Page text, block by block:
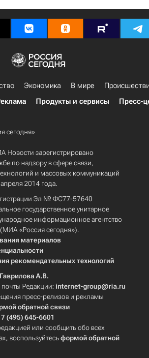
Экономика В мире
Продукты и сервисы Пресс-
сегодня»
Новости зарегистрировано
по надзору в сфере связи,
и массовых коммуникаций
2014 года.
Эл № ФС77-57640
государственное унитарное
информационное агентство
(МИА «Россия сегодня»).
материалов
рекомендательных технологий
Гаврилова А.В.
Редакции: internet-group@ria.ru
пресс-релизов и рекламы
обратной связи
7 (495) 645-6601
или сообщить обо всех
воспользуйтесьформой обратной